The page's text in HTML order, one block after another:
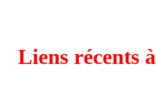
Liens récents à